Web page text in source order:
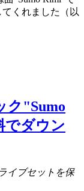
くれました（以
ク"Sumo
でダウン
イブセットを保